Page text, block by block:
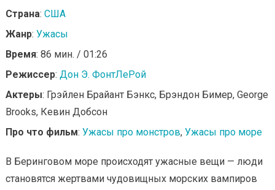
Страна: США
Жанр: Ужасы
Время: 86 мин. / 01:26
Режиссер: Дон Э. ФонтЛеРой
Актеры: Грэйлен Брайант Бэнкс, Брэндон Бимер, George
Brooks, Кевин Добсон
Про что фильм: Ужасы про монстров, Ужасы про море
В Беринговом море происходят ужасные вещи — люди
становятся жертвами чудовищных морских вампиров